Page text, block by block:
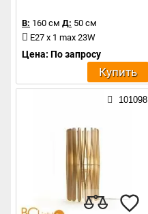
В: 160 см Д: 50 см
E27 x 1 max 23W
Цена: По запросу
Купить
101098